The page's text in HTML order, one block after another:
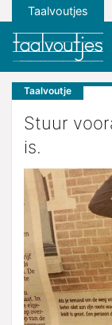
Taalvoutjes
Taalvoutje
Stuur
is.